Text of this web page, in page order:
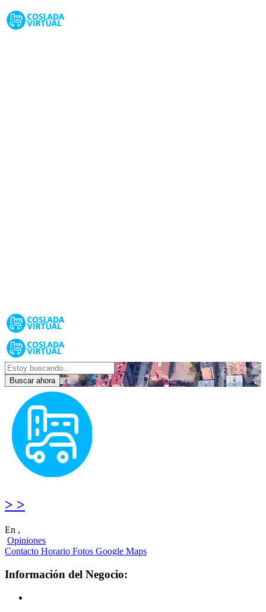
Buscar ahora
> >
En ,
Opiniones
Contacto Horario Fotos Google Maps
Información del Negocio: